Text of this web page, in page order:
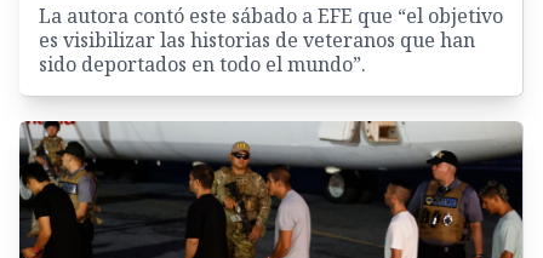
La autora contó este sábado a EFE que “el objetivo
es visibilizar las historias de veteranos que han
sido deportados en todo el mundo”.